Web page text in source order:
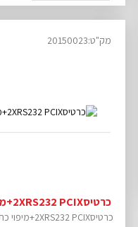
כרטיס2XRS232 PCIX+מיפוי כתובת
כרטיס2XRS232 PCIX+מיפוי כתובת
מק"ט:20150023